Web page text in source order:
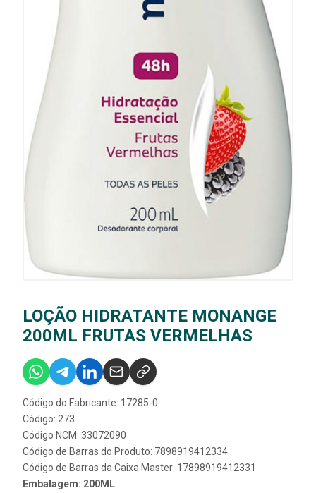
LOÇÃO HIDRATANTE MONANGE
200ML FRUTAS VERMELHAS
Código do Fabricante: 17285-0
Código: 273
Código NCM: 33072090
Código de Barras do Produto: 7898919412334
Código de Barras da Caixa Master: 17898919412331
Embalagem: 200ML